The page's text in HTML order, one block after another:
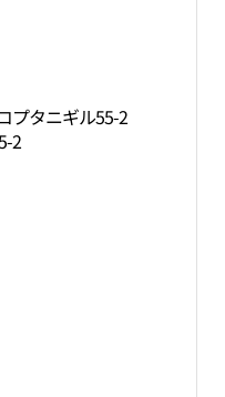
プタニギル55-2
2